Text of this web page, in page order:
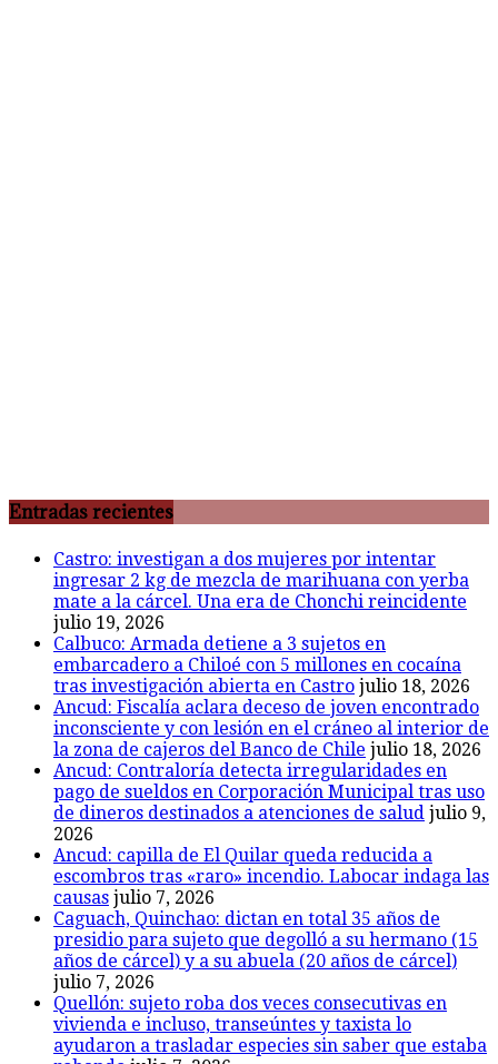
Entradas recientes
Castro: investigan a dos mujeres por intentar
ingresar 2 kg de mezcla de marihuana con yerba
mate a la cárcel. Una era de Chonchi reincidente
julio 19, 2026
Calbuco: Armada detiene a 3 sujetos en
embarcadero a Chiloé con 5 millones en cocaína
tras investigación abierta en Castro julio 18, 2026
Ancud: Fiscalía aclara deceso de joven encontrado
inconsciente y con lesión en el cráneo al interior de
la zona de cajeros del Banco de Chile julio 18, 2026
Ancud: Contraloría detecta irregularidades en
pago de sueldos en Corporación Municipal tras uso
de dineros destinados a atenciones de salud julio 9,
2026
Ancud: capilla de El Quilar queda reducida a
escombros tras «raro» incendio. Labocar indaga las
causas julio 7, 2026
Caguach, Quinchao: dictan en total 35 años de
presidio para sujeto que degolló a su hermano (15
años de cárcel) y a su abuela (20 años de cárcel)
julio 7, 2026
Quellón: sujeto roba dos veces consecutivas en
vivienda e incluso, transeúntes y taxista lo
ayudaron a trasladar especies sin saber que estaba